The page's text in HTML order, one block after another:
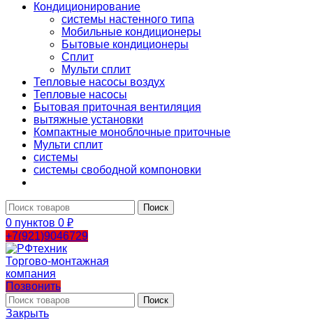
Кондиционирование
системы настенного типа
Мобильные кондиционеры
Бытовые кондиционеры
Сплит
Мульти сплит
Тепловые насосы воздух
Тепловые насосы
Бытовая приточная вентиляция
вытяжные установки
Компактные моноблочные приточные
Мульти сплит
системы
системы свободной компоновки
Поиск
0 пунктов 0 ₽
+7(921)9046729
Позвонить
Поиск
Закрыть